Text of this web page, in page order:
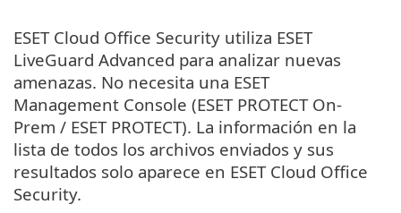
ESET Cloud Office Security utiliza ESET
LiveGuard Advanced para analizar nuevas
amenazas. No necesita una ESET
Management Console (ESET PROTECT On-
Prem / ESET PROTECT). La información en la
lista de todos los archivos enviados y sus
resultados solo aparece en ESET Cloud Office
Security.